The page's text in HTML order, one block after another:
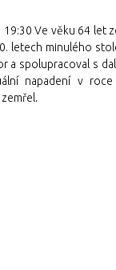
19:30 Ve věku 64 let
letech minulého
a spolupracoval s
napadení v